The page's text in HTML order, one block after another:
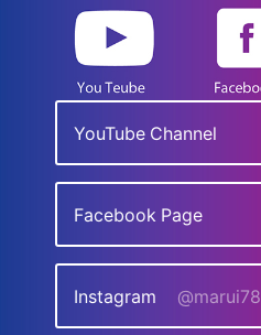
YouTube Channel
Facebook Page
Instagram @marui78